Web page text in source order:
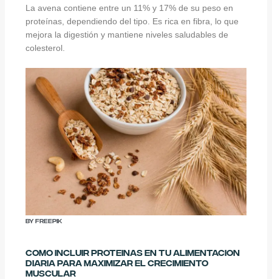
La avena contiene entre un 11% y 17% de su peso en
proteínas, dependiendo del tipo. Es rica en fibra, lo que
mejora la digestión y mantiene niveles saludables de
colesterol.
By Freepik
Como Incluir Proteinas en tu Alimentacion
Diaria para Maximizar el Crecimiento
Muscular